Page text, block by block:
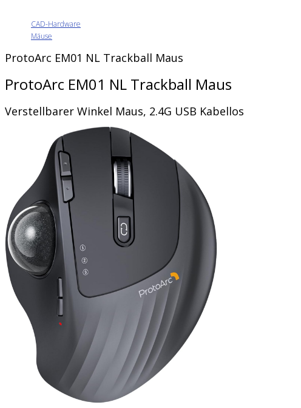
CAD-Hardware
Mäuse
ProtoArc EM01 NL Trackball Maus
ProtoArc EM01 NL Trackball Maus
Verstellbarer Winkel Maus, 2.4G USB Kabellos